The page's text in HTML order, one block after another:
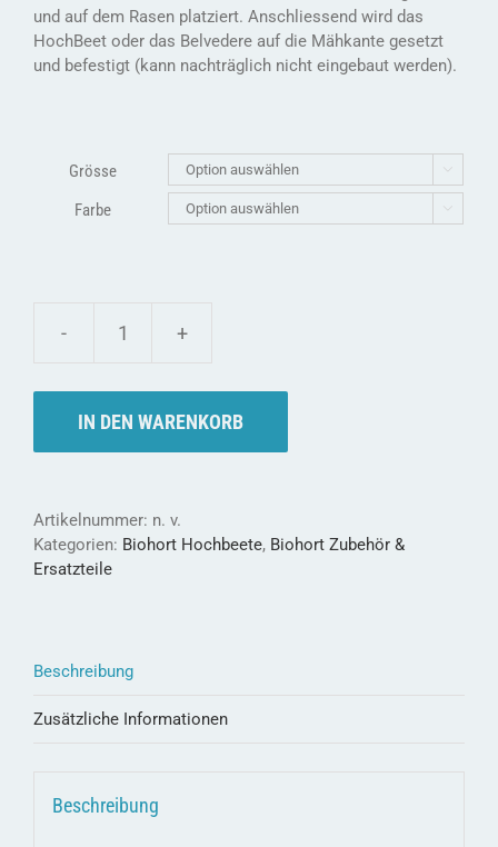
und auf dem Rasen platziert. Anschliessend wird das
HochBeet oder das Belvedere auf die Mähkante gesetzt
und befestigt (kann nachträglich nicht eingebaut werden).
Grösse 
Farbe 
biohort
-
für
BELVEDERE
Menge
IN DEN WARENKORB
Artikelnummer: n. v.
Kategorien: Biohort Hochbeete, Biohort Zubehör &
Ersatzteile
Beschreibung
Zusätzliche Informationen
Beschreibung